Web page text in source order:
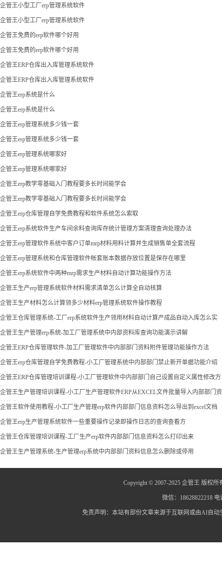
企管王小型工厂erp管理系统软件
企管王小型工厂erp管理系统软件
企管王免费的erp软件哪个好用
企管王免费的erp软件哪个好用
企管王ERP仓库出入库管理系统软件
企管王ERP仓库出入库管理系统软件
企管王erp系统是什么
企管王erp系统是什么
企管王erp管理系统多少钱一套
企管王erp管理系统多少钱一套
企管王erp管理系统哪家好
企管王erp管理系统哪家好
企管王erp教学零基础入门教程要多长时间能学会
企管王erp教学零基础入门教程要多长时间能学会
企管王erp仓库管理自学免费教程和软件系统怎么索取
企管王erp系统软件生产车间余料查询库存统计管理方案清理查询处理办法
企管王erp管理软件系统中客户订单mrp材料用料计算并生成销售单全套流程
企管王erp管理系统和仓库管理软件帐套账本数据存放位置是保存在哪里
企管王erp系统软件中两种mrp需求生产材料自动计算功能操作方法
企管王生产erp管理系统软件材料需求清单怎么计算全自动核算
企管王生产材料怎么计算领多少材料erp管理系统软件操作教程
企管王仓库管理系统-工厂erp系统软件生产领用材料自动计算产成品自动入库怎么实
现
企管王生产管理erp系统-加工厂管理系统中内部资料库查询功能演示讲解
企管王ERP仓库管理软件-加工厂管理软件中内部部门资料附件管理功能操作方法
企管王erp仓库管理自学免费教程-小工厂管理系统中内部部门禁止新开单据功能介绍
企管王ERP仓库管理培训课程-小工厂管理软件中内部部门自己设置自定义属性修改方
法
企管王生产管理培训课程-小工厂生产管理软件ERP从EXCEL文件批量导入内部部门资
料信息
企管王软件使用教程-小工厂生产管理erp软件内部部门信息资料怎么导出到excel文档
企管王erp生产管理系统软件一些重要操作记录即操作日志的查询查看方
企管王仓库管理培训课程-工厂生产erp软件内部部门信息资料怎么打印出来
企管王生产管理系统-生产管理erp系统中内部部门资料信息怎么删除或停用
Copyright © 2007-2025 企管王 版权所
微信：18628822218
免责声明：本站有部份文章来源于互联网或由AI自